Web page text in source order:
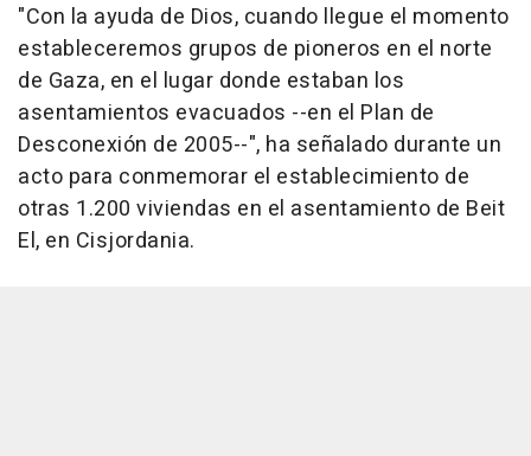
"Con la ayuda de Dios, cuando llegue el momento
estableceremos grupos de pioneros en el norte
de Gaza, en el lugar donde estaban los
asentamientos evacuados --en el Plan de
Desconexión de 2005--", ha señalado durante un
acto para conmemorar el establecimiento de
otras 1.200 viviendas en el asentamiento de Beit
El, en Cisjordania.